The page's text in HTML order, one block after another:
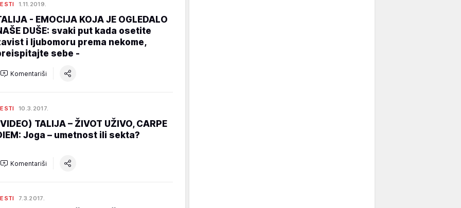
1.11.2019.
- EMOCIJA KOJA JE OGLEDALO
DUŠE: svaki put kada osetite
i ljubomoru prema nekome,
sebe -
Komentariši
10.3.2017.
TALIJA – ŽIVOT UŽIVO, CARPE
Joga – umetnost ili sekta?
Komentariši
7.3.2017.